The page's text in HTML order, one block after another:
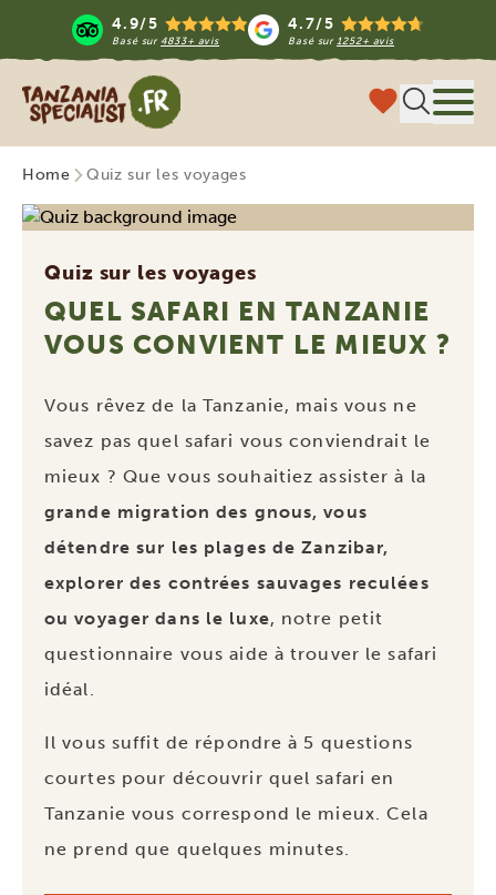
4.9/5
Basé sur 4833+ avis
4.7/5
Basé sur1252+ avis
Tanzania Specialist
Home Quiz sur les voyages
Quiz sur les voyages
QUEL SAFARI EN TANZANIE
VOUS CONVIENT LE MIEUX ?
Vous rêvez de la Tanzanie, mais vous ne
savez pas quel safari vous conviendrait le
mieux ? Que vous souhaitiez assister à la
grande migration des gnous, vous
détendre sur les plages de Zanzibar,
explorer des contrées sauvages reculées
ou voyager dans le luxe, notre petit
questionnaire vous aide à trouver le safari
idéal.
Il vous suffit de répondre à 5 questions
courtes pour découvrir quel safari en
Tanzanie vous correspond le mieux. Cela
ne prend que quelques minutes.